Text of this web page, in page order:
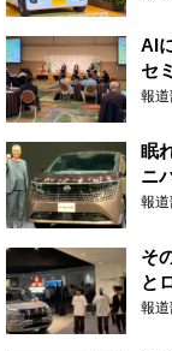
AI
セ
報道
眠
ニ
報道
そ
と
報道